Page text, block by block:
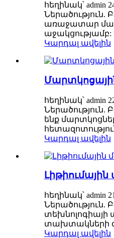
հեղինակ՝ admin
Ներածություն.
առաջատար
Կարդալ ավելին
հեղինակ՝ admin
Ներածություն.
ենք
Կարդալ ավելին
հեղինակ՝ admin
Ներածություն.
տեխնոլոգիայի
տախտակների
Կարդալ ավելին